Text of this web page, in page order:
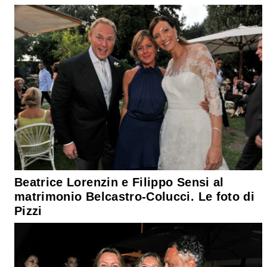
Beatrice Lorenzin e Filippo Sensi al
matrimonio Belcastro-Colucci. Le foto di
Pizzi